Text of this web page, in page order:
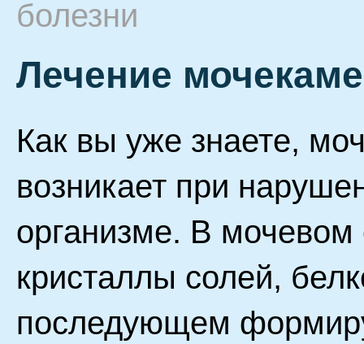
болезни
Лечение
Как вы уже знаете,
возникает при
организме. В
кристаллы солей,
последующем